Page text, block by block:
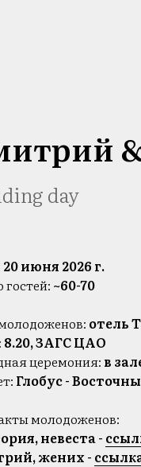
day
20 июня 2026 г.
гостей: ~60-70
отель
8.20, ЗАГС ЦАО
церемония: в
Глобус -
молодоженов:
невеста -
жених -